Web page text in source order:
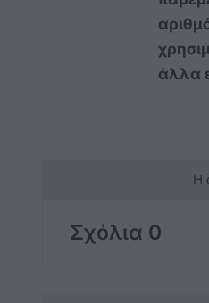
άλλα
Η
Σχόλια 0